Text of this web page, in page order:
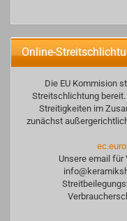
Online-
Die EU Kommision
Streitschlichtung
Streitigkeiten im
zunächst
Unsere email